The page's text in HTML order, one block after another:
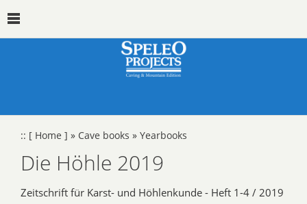
:: [ Home ] » Cave books » Yearbooks
Die Höhle 2019
Zeitschrift für Karst- und Höhlenkunde - Heft 1-4 / 2019